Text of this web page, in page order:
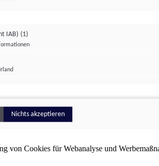
von Cookies für Webanalyse und
IAB) (1)
Nichts akzeptieren